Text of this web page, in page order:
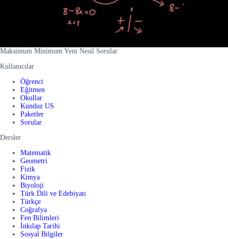
Maksimum Minimum Yeni Nesil Sorular
Kullanıcılar
Öğrenci
Eğitmen
Okullar
Kunduz US
Paketler
Sorular
Dersler
Matematik
Geometri
Fizik
Kimya
Biyoloji
Türk Dili ve Edebiyatı
Türkçe
Coğrafya
Fen Bilimleri
İnkılap Tarihi
Sosyal Bilgiler